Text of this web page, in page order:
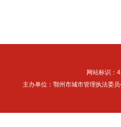
网站标识：
主办单位：鄂州市城市管理执法委